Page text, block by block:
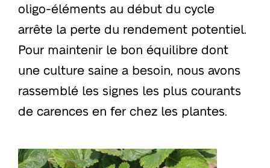
oligo-éléments au début du cycle
arrête la perte du rendement potentiel.
Pour maintenir le bon équilibre dont
une culture saine a besoin, nous avons
rassemblé les signes les plus courants
de carences en fer chez les plantes.